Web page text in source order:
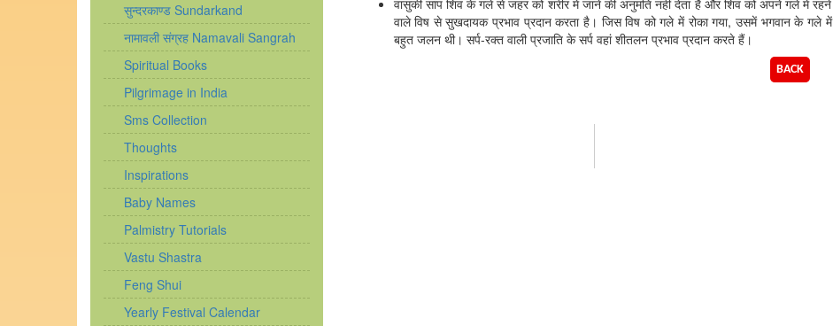
सुन्दरकाण्ड Sundarkand
नामावली संग्रह Namavali Sangrah
Spiritual Books
Pilgrimage in India
Sms Collection
Thoughts
Inspirations
Baby Names
Palmistry Tutorials
Vastu Shastra
Feng Shui
Yearly Festival Calendar
वाले विष से सुखदायक प्रभाव प्रदान करता है। जिस विष को गले में रोका गया, उसमें भगवान के गले में
बहुत जलन थी। सर्प-रक्त वाली प्रजाति के सर्प वहां शीतलन प्रभाव प्रदान करते हैं।
BACK